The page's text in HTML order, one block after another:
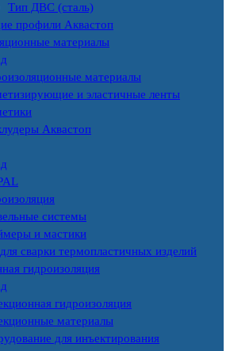
Тип ДВС (сталь)
профили Аквастоп
материалы
материалы
и эластичные ленты
Аквастоп
системы
и мастики
сварки термопластичных изделий
гидроизоляция
гидроизоляция
материалы
для инъектирования